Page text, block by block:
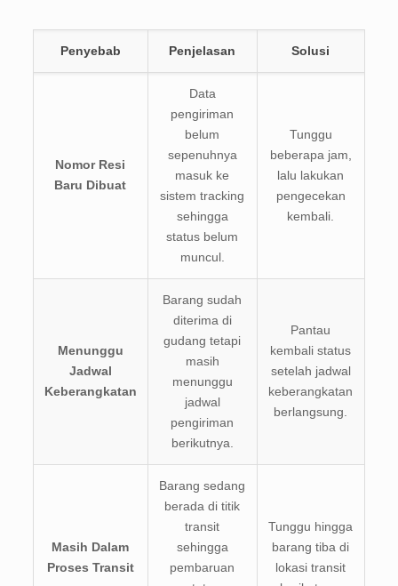
Penyebab Penjelasan Solusi
Nomor Resi
Baru Dibuat
Data
pengiriman
belum
sepenuhnya
masuk ke
sistem tracking
sehingga
status belum
muncul.
Tunggu
beberapa jam,
lalu lakukan
pengecekan
kembali.
Menunggu
Jadwal
Keberangkatan
Barang sudah
diterima di
gudang tetapi
masih
menunggu
jadwal
pengiriman
berikutnya.
Pantau
kembali status
setelah jadwal
keberangkatan
berlangsung.
Masih Dalam
Proses Transit
Barang sedang
berada di titik
transit
sehingga
pembaruan
Tunggu hingga
barang tiba di
lokasi transit